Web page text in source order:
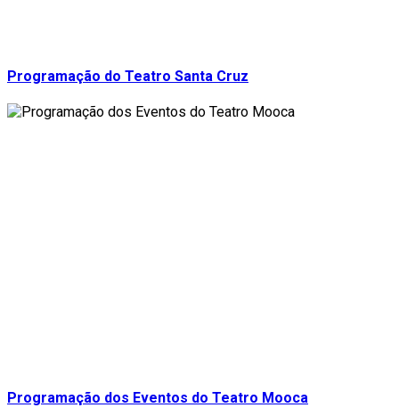
Programação do Teatro Santa Cruz
Programação dos Eventos do Teatro Mooca